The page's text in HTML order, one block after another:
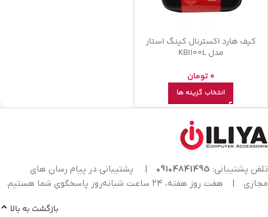
کیف هارد اکسترنال کینگ استار
مدل KB1100L
0تومان
انتخاب گزینه ها
تلفن پشتیبانی: 09104841495
|
پشتیبانی در پیام رسان های
مجازی
| هفت روز هفته، ۲۴ ساعت شبانه‌روز پاسخگوی شما هستیم.
بازگشت به بالا